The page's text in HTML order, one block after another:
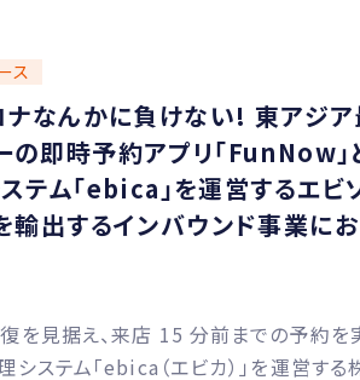
ス
ナなんかに負けない! 東アジ
即時予約アプリ「FunNow」
テム「ebica」を運営するエビ
輸出するインバウンド事業に
を見据え、来店 15 分前までの予約を
テム「ebica（エビカ）」を運営する